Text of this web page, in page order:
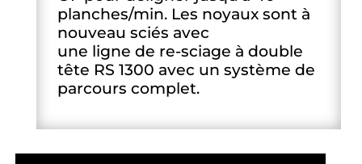
planches/min. Les noyaux sont à
nouveau sciés avec
une ligne de re-sciage à double
tête RS 1300 avec un système de
parcours complet.